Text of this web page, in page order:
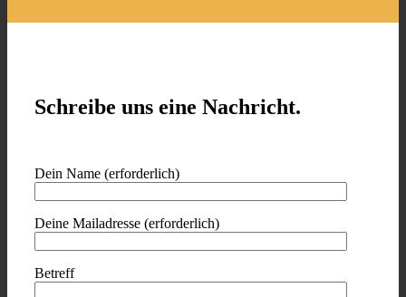
Schreibe uns eine Nachricht.
Dein Name (erforderlich)
Deine Mailadresse (erforderlich)
Betreff